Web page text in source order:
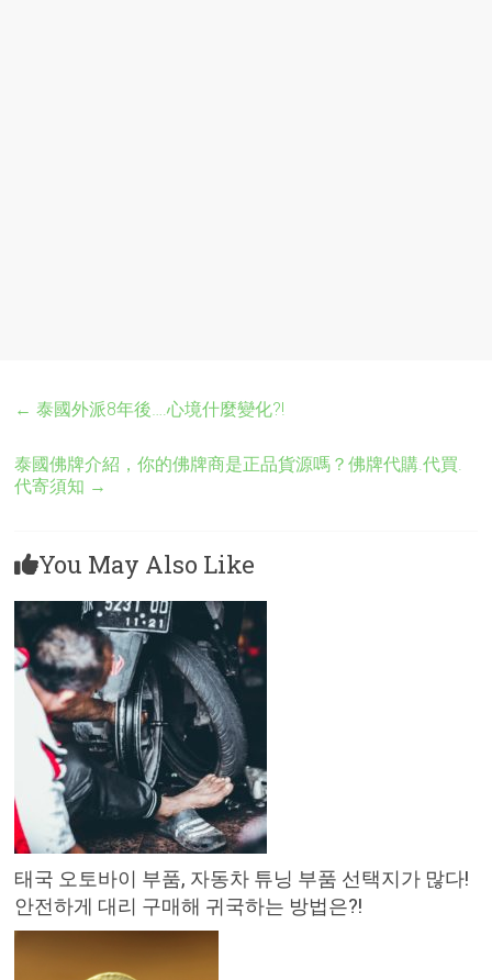
← 泰國外派8年後….心境什麼變化?!
泰國佛牌介紹，你的佛牌商是正品貨源嗎？佛牌代購.代買.
代寄須知 →
You May Also Like
태국 오토바이 부품, 자동차 튜닝 부품 선택지가 많다!
안전하게 대리 구매해 귀국하는 방법은?!